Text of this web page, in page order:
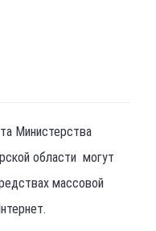
Министерства
области могут
массовой